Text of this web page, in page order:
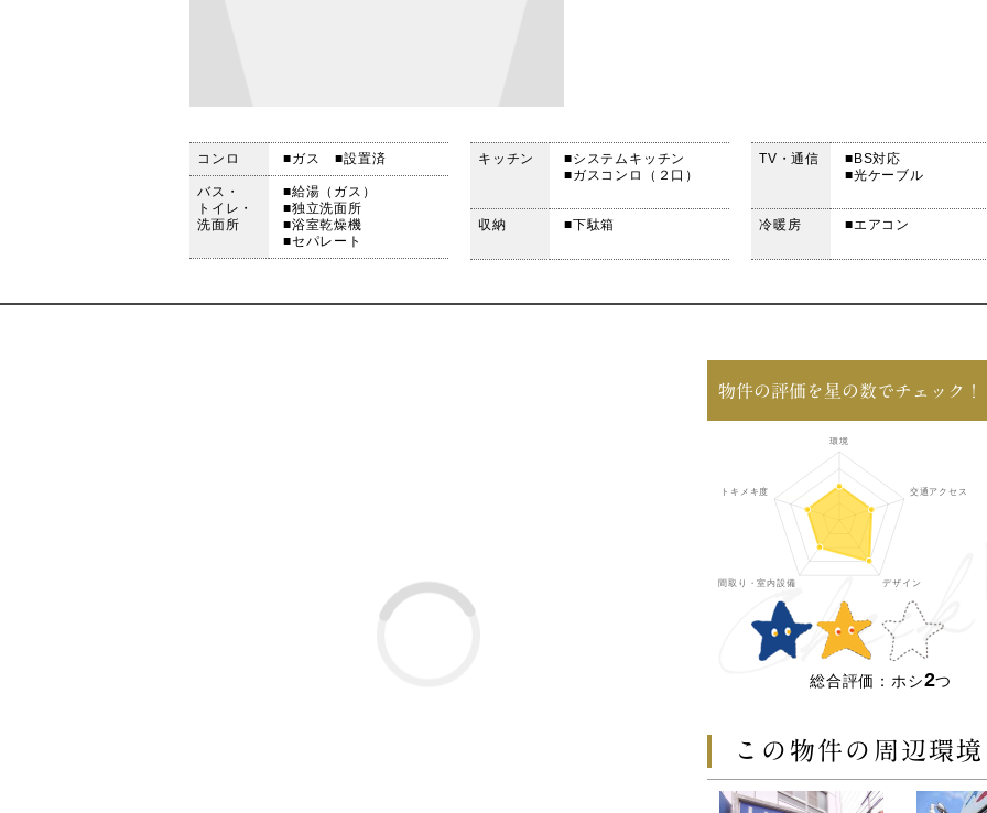
コンロ ■ガス ■設置済
バス・
トイレ・
洗面所
■給湯（ガス）
■独立洗面所
■浴室乾燥機
■セパレート
キッチン
■システムキッチン
■ガスコンロ（２口）
収納 ■下駄箱
TV・通信
■BS対応
■光ケーブル
冷暖房 ■エアコン
物件の評価を星の数でチェック！
総合評価：ホシ2つ
この物件の周辺環境